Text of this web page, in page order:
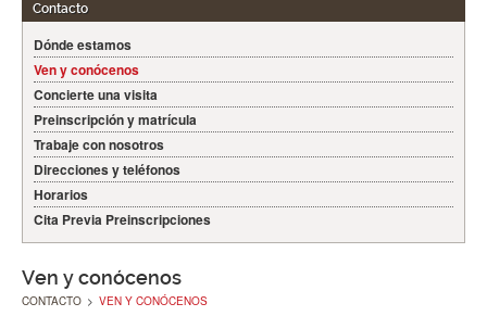
Contacto
Dónde estamos
Ven y conócenos
Concierte una visita
Preinscripción y matrícula
Trabaje con nosotros
Direcciones y teléfonos
Horarios
Cita Previa Preinscripciones
Ven y conócenos
CONTACTO > VEN Y CONÓCENOS